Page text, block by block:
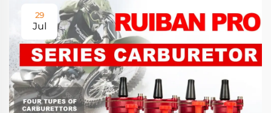
29
Jul